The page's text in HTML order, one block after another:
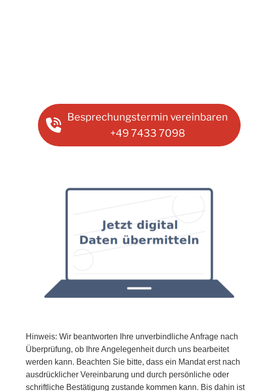
Besprechungstermin vereinbaren
+49 7433 7098
Hinweis: Wir beantworten Ihre unverbindliche Anfrage nach
Überprüfung, ob Ihre Angelegenheit durch uns bearbeitet
werden kann. Beachten Sie bitte, dass ein Mandat erst nach
ausdrücklicher Vereinbarung und durch persönliche oder
schriftliche Bestätigung zustande kommen kann. Bis dahin ist